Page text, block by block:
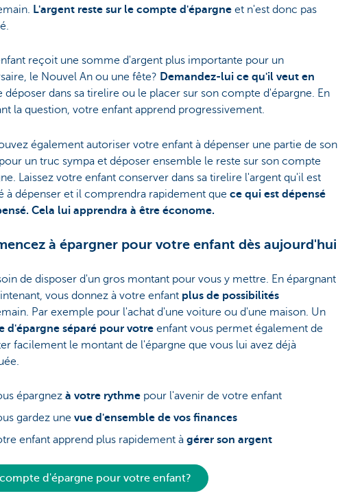
L'argent reste sur le compte d'épargneet n'est donc pas
reçoit une somme d'argent plus importante pour un
le Nouvel An ou une fête? Demandez-lui ce qu'il veut en
déposer dans sa tirelire ou le placer sur son compte d'épargne. En
la question, votre enfant apprend progressivement.
également autoriser votre enfant à dépenser une partie de son
un truc sympa et déposer ensemble le reste sur son compte
Laissez votre enfant conserver dans sa tirelire l'argent qu'il est
à dépenser et il comprendra rapidement que ce qui est dépensé
Cela lui apprendra à être économe.
à épargner pour votre enfant dès aujourd'hui
de disposer d'un gros montant pour vous y mettre. En épargnant
vous donnez à votre enfant plus de possibilités
Par exemple pour l'achat d'une voiture ou d'une maison. Un
d'épargne séparé pour votreenfant vous permet également de
facilement le montant de l'épargne que vous lui avez déjà
épargnez à votre rythmepour l'avenir de votre enfant
gardez une vue d'ensemble de vos finances
enfant apprend plus rapidement à gérer son argent
d'épargne pour votre enfant?